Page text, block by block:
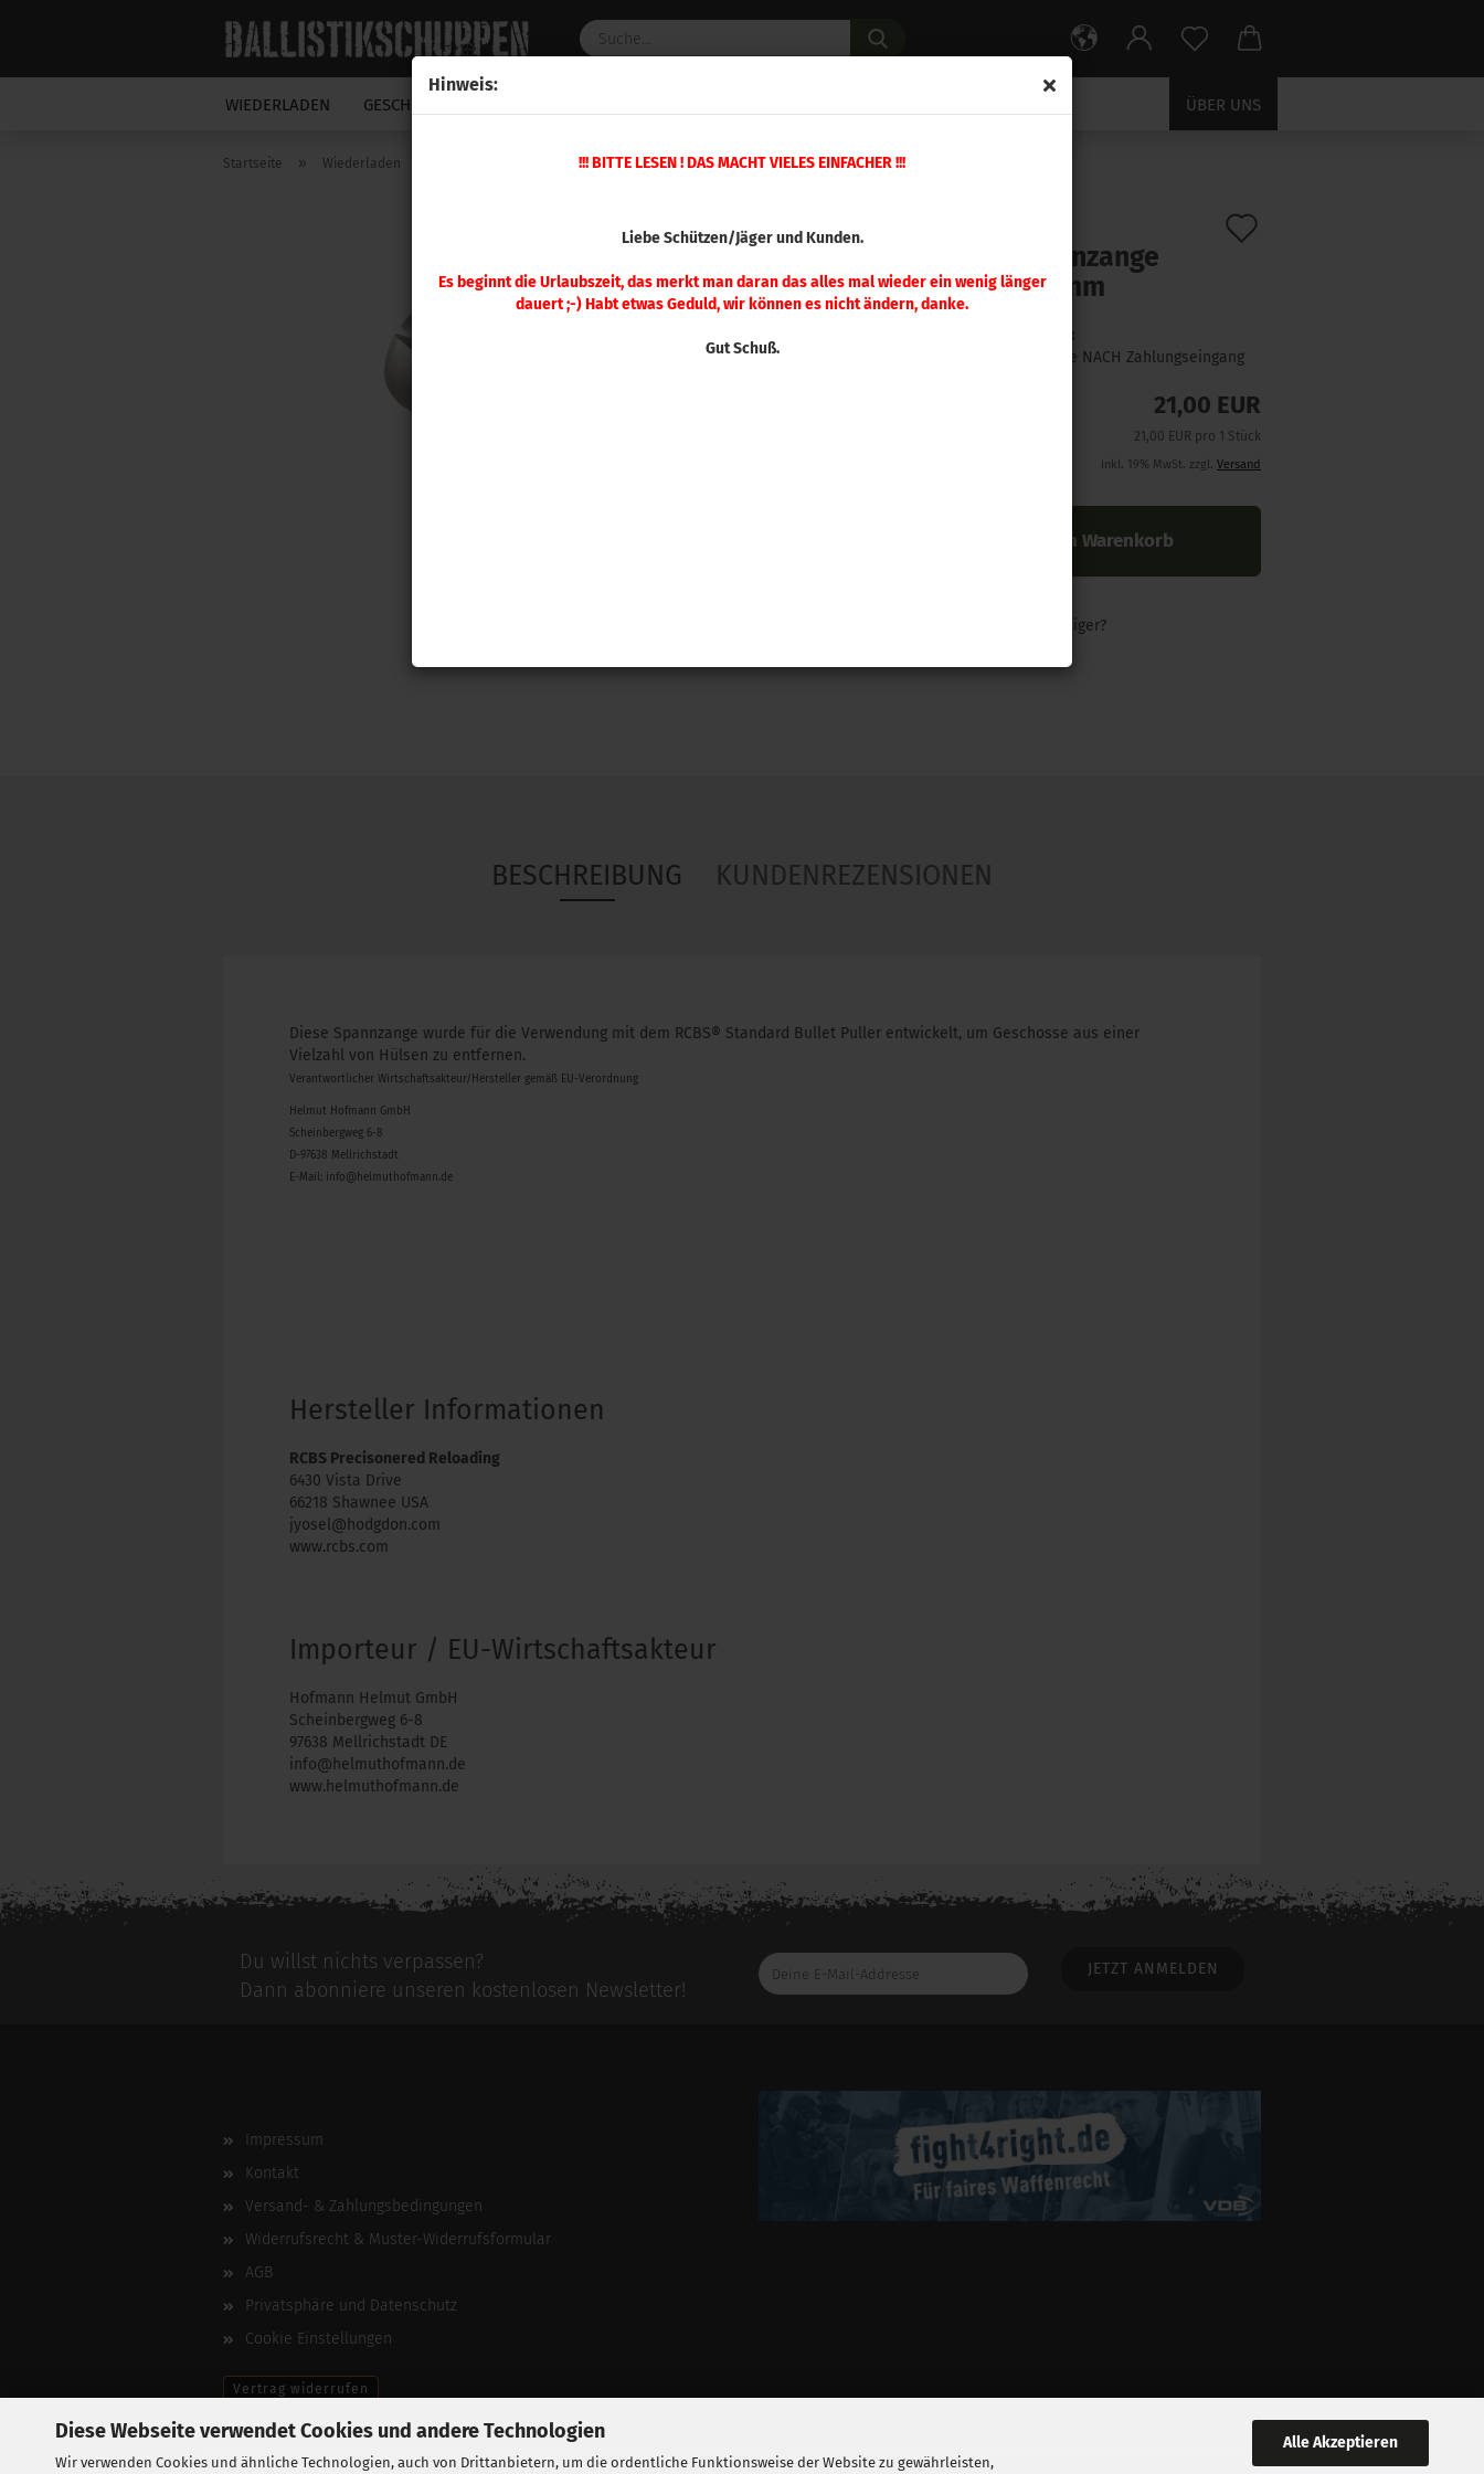
Diese Webseite verwendet Cookies und andere Technologien
Wir verwenden Cookies und ähnliche Technologien, auch von Drittanbietern, um die ordentliche Funktionsweise der Website zu gewährleisten,
Alle Akzeptieren
Hinweis:
!!! BITTE LESEN ! DAS MACHT VIELES EINFACHER !!!
Liebe Schützen/Jäger und Kunden.
Es beginnt die Urlaubszeit, das merkt man daran das alles mal wieder ein wenig länger
dauert ;-) Habt etwas Geduld, wir können es nicht ändern, danke.
Gut Schuß.
WIEDERLADEN GESCHOSSE ÜBER UNS
Startseite » Wiederladen Spannzangen » RCBS Spannzange .30 / 7,65 mm
RCBS Spannzange
.30 / 7,65 mm
Lieferzeit:
1 Woche NACH Zahlungseingang
21,00 EUR
21,00 EUR pro 1 Stück
inkl. 19% MwSt. zzgl. Versand
In den Warenkorb
Woanders günstiger?
BESCHREIBUNG KUNDENREZENSIONEN
Diese Spannzange wurde für die Verwendung mit dem RCBS® Standard Bullet Puller entwickelt, um Geschosse aus einer
Vielzahl von Hülsen zu entfernen.
Verantwortlicher Wirtschaftsakteur/Hersteller gemäß EU-Verordnung
Helmut Hofmann GmbH
Scheinbergweg 6-8
D-97638 Mellrichstadt
E-Mail: info@helmuthofmann.de
Hersteller Informationen
RCBS Precisonered Reloading
6430 Vista Drive
66218 Shawnee USA
jyosel@hodgdon.com
www.rcbs.com
Importeur / EU-Wirtschaftsakteur
Hofmann Helmut GmbH
Scheinbergweg 6-8
97638 Mellrichstadt DE
info@helmuthofmann.de
www.helmuthofmann.de
Du willst nichts verpassen?
Dann abonniere unseren kostenlosen Newsletter!
Deine
E-
Impressum
Kontakt
Versand- & Zahlungsbedingungen
Widerrufsrecht & Muster-Widerrufsformular
AGB
Privatsphäre und Datenschutz
Cookie Einstellungen
Vertrag widerrufen